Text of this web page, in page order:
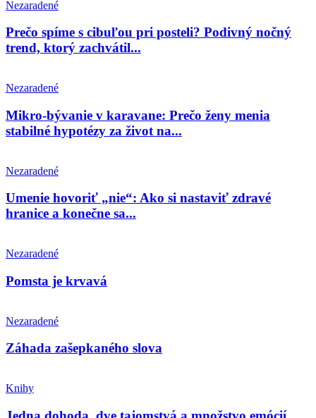
Nezaradené
Prečo spíme s cibuľou pri posteli? Podivný nočný
trend, ktorý zachvátil...
Nezaradené
Mikro-bývanie v karavane: Prečo ženy menia
stabilné hypotézy za život na...
Nezaradené
Umenie hovoriť „nie“: Ako si nastaviť zdravé
hranice a konečne sa...
Nezaradené
Pomsta je krvavá
Nezaradené
Záhada zašepkaného slova
Knihy